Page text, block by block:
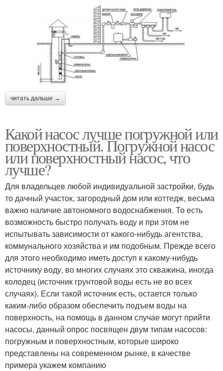
читать дальше →
Какой насос лучше погружной или
поверхностный. Погружной насос
или поверхностный насос, что
лучше?
Для владельцев любой индивидуальной застройки, будь
то дачный участок, загородный дом или коттедж, весьма
важно наличие автономного водоснабжения. То есть
возможность быстро получать воду и при этом не
испытывать зависимости от какого-нибудь агентства,
коммунального хозяйства и им подобным. Прежде всего
для этого необходимо иметь доступ к какому-нибудь
источнику воду, во многих случаях это скважина, иногда
колодец (источник грунтовой воды есть не во всех
случаях). Если такой источник есть, остается только
каким-либо образом обеспечить подъем воды на
поверхность, на помощь в данном случае могут прийти
насосы, данный опрос посвящен двум типам насосов:
погружным и поверхностным, которые широко
представлены на современном рынке, в качестве
примера укажем компанию